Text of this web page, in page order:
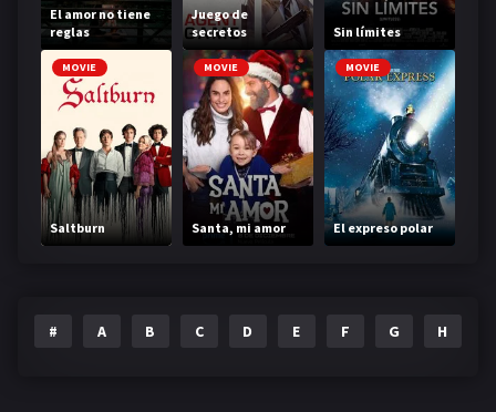
El amor no tiene
reglas
Juego de
secretos
Sin límites
MOVIE
Saltburn
MOVIE
Santa, mi amor
MOVIE
El expreso polar
# A B C D E F G H